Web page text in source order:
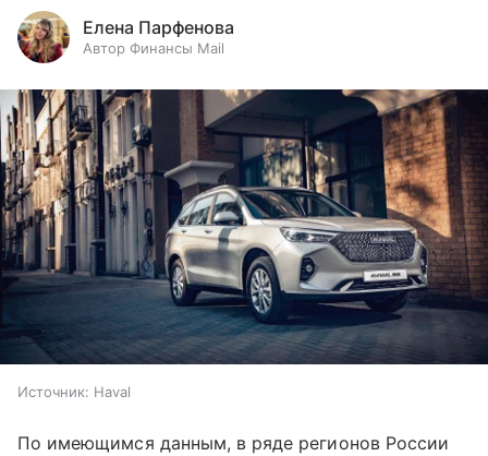
Елена Парфенова
Автор Финансы Mail
Источник: Haval
По имеющимся данным, в ряде регионов России